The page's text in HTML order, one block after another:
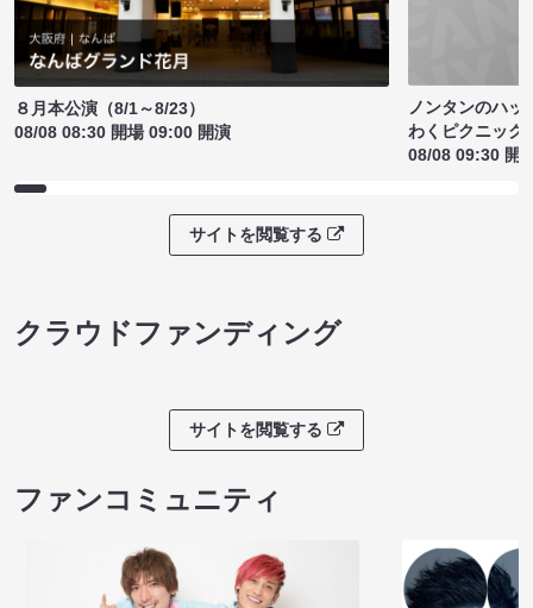
８月本公演（8/1～8/23）
08/08 08:30 開場 09:00 開演
ノンタンのハッ
わくピクニック
08/08 09:30 開
サイトを閲覧する
クラウドファンディング
サイトを閲覧する
ファンコミュニティ